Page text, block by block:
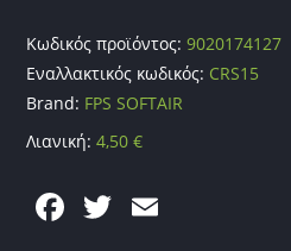
Κωδικός προϊόντος:9020174127
Εναλλακτικός κωδικός: CRS15
Brand: FPS SOFTAIR
Λιανική:4,50€
F T